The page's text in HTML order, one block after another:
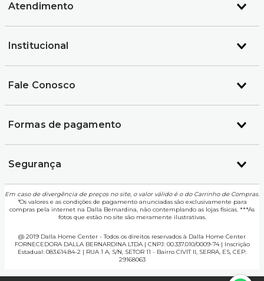
Atendimento
Institucional
Fale Conosco
Formas de pagamento
Segurança
Em caso de divergência de preços no site, o valor válido é o do Carrinho de Compras.
*Os valores e as condições de pagamento anunciadas são exclusivamente para
compras pela internet na Dalla Bernardina, não contemplando as lojas físicas. ***As
fotos que estão no site são meramente ilustrativas.
@ 2019 Dalla Home Center - Todos os direitos reservados à Dalla Home Center
FORNECEDORA DALLA BERNARDINA LTDA | CNPJ: 00.337.010/0009-74 | Inscrição
Estadual: 083.614.84-2 | RUA 1 A, S/N, SETOR 11 - Bairro CIVIT II, SERRA, ES, CEP:
29168063